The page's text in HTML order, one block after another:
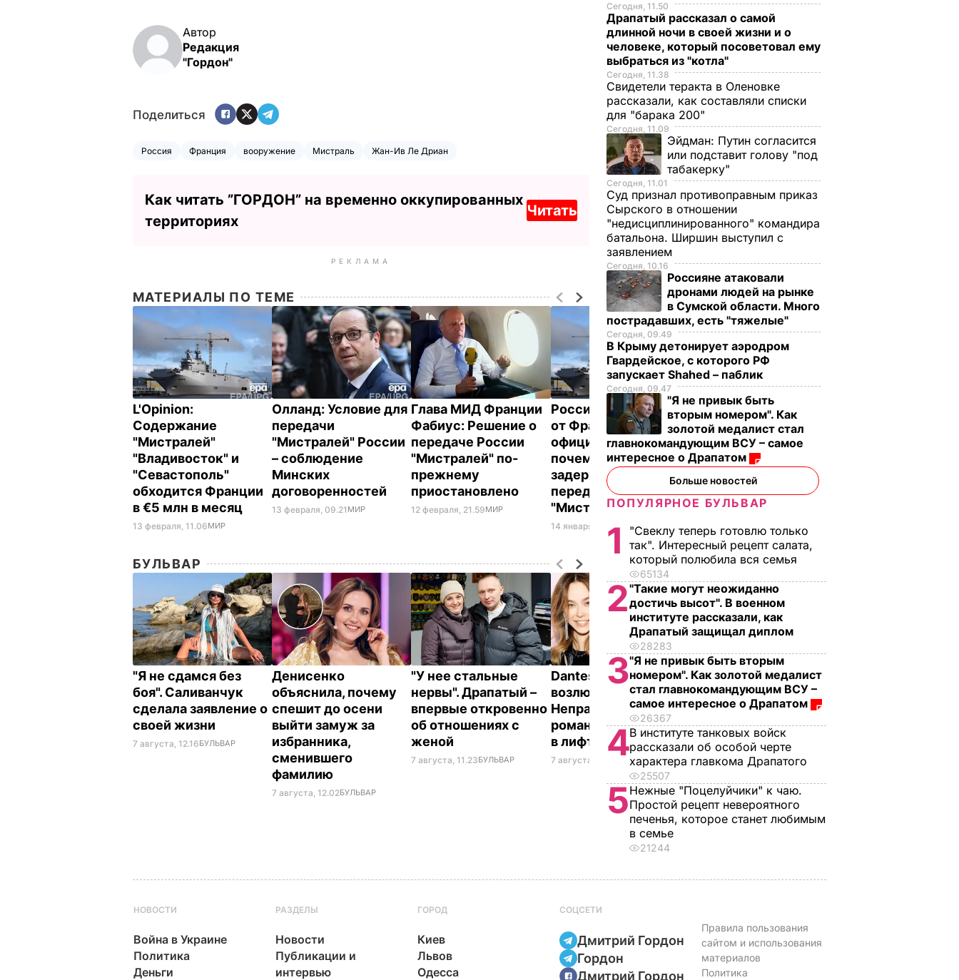
Автор
Редакция
"Гордон"
Поделиться
Россия Франция вооружение Мистраль Жан-Ив Ле Дриан
Как читать ”ГОРДОН” на временно оккупированных
территориях
Читать
РЕКЛАМА
МАТЕРИАЛЫ ПО ТЕМЕ
L'Opinion:
Содержание
"Мистралей"
"Владивосток" и
"Севастополь"
обходится Франции
в €5 млн в месяц
13 февраля, 11.06МИР
Олланд: Условие для
передачи
"Мистралей" России
– соблюдение
Минских
договоренностей
13 февраля, 09.21 МИР
Глава МИД Франции
Фабиус: Решение о
передаче России
"Мистралей" по-
прежнему
приостановлено
12 февраля, 21.59МИР
Россия потребовала
от Франции
официальный ответ,
почему
задерживается
передача
"Мистралей"
14 января, 00.57 МИР
Боровой: Через пару
месяцев рубль
упадет вдвое.
Выживание Путина и
его окружения будет
зависеть от
Порошенко
БУЛЬВАР
"Я не сдамся без
боя". Саливанчук
сделала заявление о
своей жизни
7 августа, 12.16БУЛЬВАР
Денисенко
объяснила, почему
спешит до осени
выйти замуж за
избранника,
сменившего
фамилию
7 августа, 12.02БУЛЬВАР
"У нее стальные
нервы". Драпатый –
впервые откровенно
об отношениях с
женой
7 августа, 11.23БУЛЬВАР
Dantes и его новая
возлюбленная
Неправда сделали
романтическое фото
в лифте втроем
7 августа, 10.23 БУЛЬВАР
Пять минут – и
хрустящие горячие
бутерброды с
тягучим сыром
готовы. Рецепт
сочной начинки
Сегодня, 11.50
Драпатый рассказал о самой
длинной ночи в своей жизни и о
человеке, который посоветовал ему
выбраться из "котла"
Сегодня, 11.38
Свидетели теракта в Оленовке
рассказали, как составляли списки
для "барака 200"
Сегодня, 11.09
Эйдман: Путин согласится
или подставит голову "под
табакерку"
Сегодня, 11.01
Суд признал противоправным приказ
Сырского в отношении
"недисциплинированного" командира
батальона. Ширшин выступил с
заявлением
Сегодня, 10.16
Россияне атаковали
дронами людей на рынке
в Сумской области. Много
пострадавших, есть "тяжелые"
Сегодня, 09.49
В Крыму детонирует аэродром
Гвардейское, с которого РФ
запускает Shahed – паблик
Сегодня, 09.47
"Я не привык быть
вторым номером". Как
золотой медалист стал
главнокомандующим ВСУ – самое
интересное о Драпатом
Больше новостей
ПОПУЛЯРНОЕ БУЛЬВАР
1
"Свеклу теперь готовлю только
так". Интересный рецепт салата,
который полюбила вся семья
65134
2"Такие могут неожиданно
достичь высот". В военном
институте рассказали, как
Драпатый защищал диплом
28283
3"Я не привык быть вторым
номером". Как золотой медалист
стал главнокомандующим ВСУ –
самое интересное о Драпатом
26367
4В институте танковых войск
рассказали об особой черте
характера главкома Драпатого
25507
5Нежные "Поцелуйчики" к чаю.
Простой рецепт невероятного
печенья, которое станет любимым
в семье
21244
НОВОСТИ
Война в Украине
Политика
Деньги
РАЗДЕЛЫ
Новости
Публикации и
интервью
ГОРОД
Киев
Львов
Одесса
СОЦСЕТИ
Дмитрий Гордон
Гордон
Дмитрий Гордон
Правила пользования
сайтом и использования
материалов
Политика